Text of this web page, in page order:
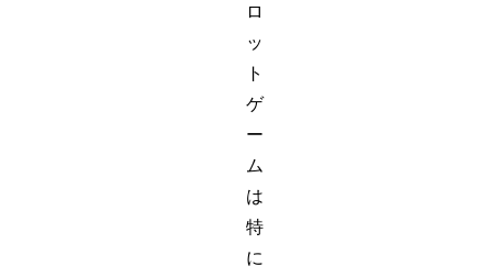
ロ
ッ
ト
ゲ
ー
ム
は
特
に